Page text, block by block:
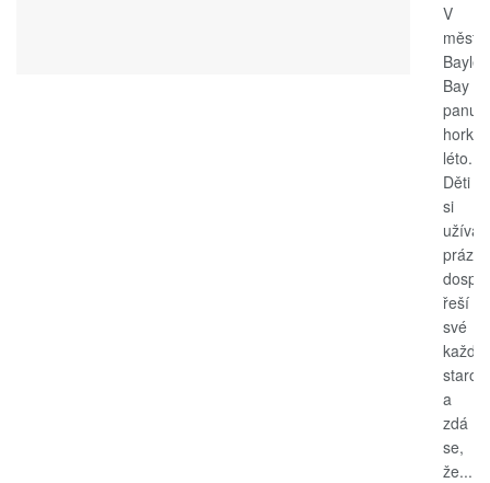
V
Bay
panuje
horké
léto.
Děti
si
užívají
řeší
své
a
zdá
se,
že...